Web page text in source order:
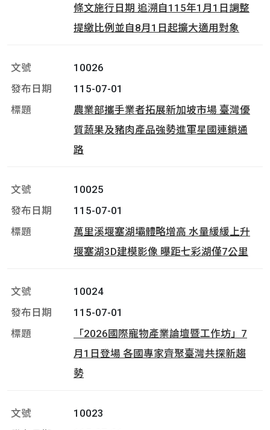
條文施行日期 追溯自115年1月1日調整
提繳比例並自8月1日起擴大適用對象
10026
115-07-01
農業部攜手業者拓展新加坡市場 臺灣優
質蔬果及豬肉產品強勢進軍星國連鎖通
路
10025
115-07-01
萬里溪堰塞湖壩體略增高 水量緩緩上升
堰塞湖3D建模影像 曝距七彩湖僅7公里
10024
115-07-01
「2026國際寵物產業論壇暨工作坊」7
月1日登場 各國專家齊聚臺灣共探新趨
勢
10023